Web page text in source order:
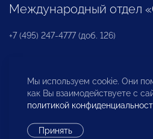
Международный
+7 (495) 247-4777 (доб. 126)
Бюро по защите прав
инвесторов
Мы используем cookie. Они
как Вы взаимодействуете с
политикой
Принять